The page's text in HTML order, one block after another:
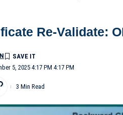
Re-Validate: OBC
5, 2025 4:17 PM 4:17 PM
3 Min Read